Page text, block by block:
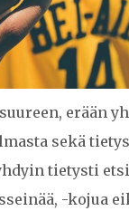
erään
sekä
tietysti
-kojua